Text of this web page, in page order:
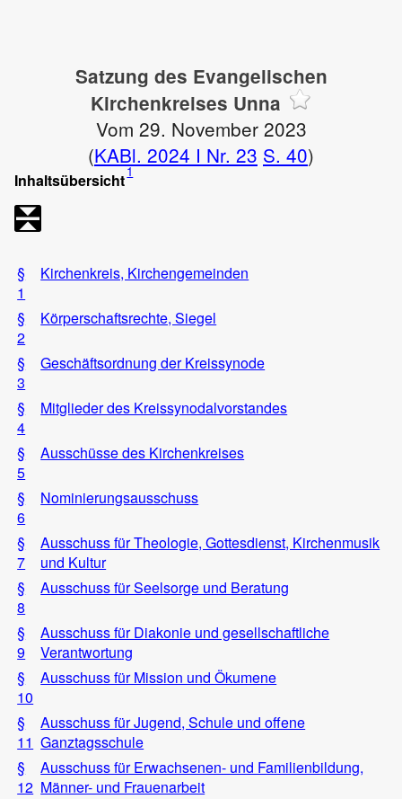
Satzung des Evangelischen
Kirchenkreises Unna
Vom 29. November 2023
(KABl. 2024 I Nr. 23 S. 40)
Inhaltsübersicht1
§
1
Kirchenkreis, Kirchengemeinden
§
2
Körperschaftsrechte, Siegel
§
3
Geschäftsordnung der Kreissynode
§
4
Mitglieder des Kreissynodalvorstandes
§
5
Ausschüsse des Kirchenkreises
§
6
Nominierungsausschuss
§
7
Ausschuss für Theologie, Gottesdienst, Kirchenmusik
und Kultur
§
8
Ausschuss für Seelsorge und Beratung
§
9
Ausschuss für Diakonie und gesellschaftliche
Verantwortung
§
10
Ausschuss für Mission und Ökumene
§
11
Ausschuss für Jugend, Schule und offene
Ganztagsschule
§
12
Ausschuss für Erwachsenen- und Familienbildung,
Männer- und Frauenarbeit